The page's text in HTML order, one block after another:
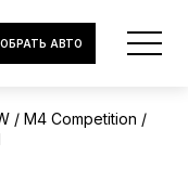
АВТО
M4 Competition